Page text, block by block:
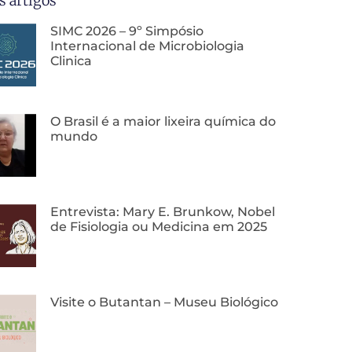
SIMC 2026 – 9º Simpósio
Internacional de Microbiologia
Clinica
O Brasil é a maior lixeira química do
mundo
Entrevista: Mary E. Brunkow, Nobel
de Fisiologia ou Medicina em 2025
Visite o Butantan – Museu Biológico